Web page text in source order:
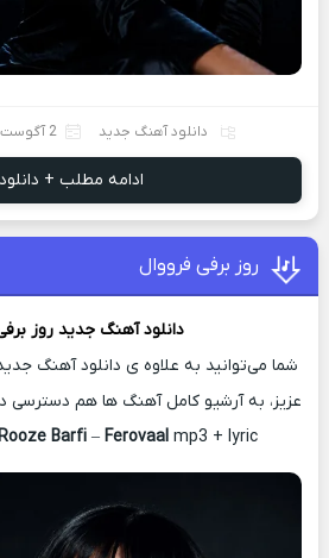
دانلود آهنگ جدید 2 آگوست 2026
ادامه مطلب +
روز برفی فرووال
دانلود آهنگ جدید روز
شما می‌توانید به علاوه ی دانلود آهنگ
عزیز، به آرشیو کامل آهنگ ها هم دسترسی
Barfi – Ferovaal mp3 + lyric